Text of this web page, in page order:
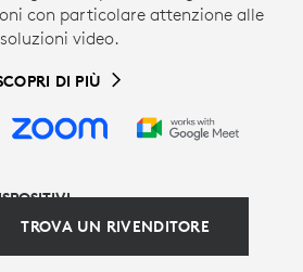
con particolare attenzione alle
soluzioni video.
DI PIÙ
TROVA UN RIVENDITORE